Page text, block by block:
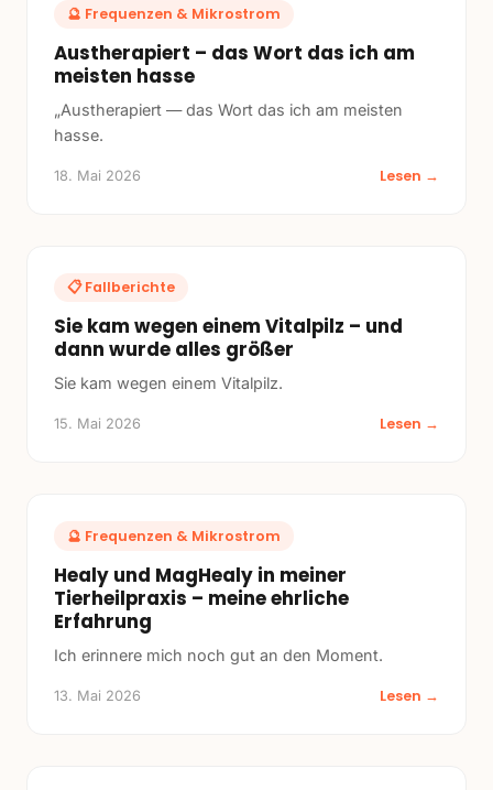
🔮 Frequenzen & Mikrostrom
Austherapiert – das Wort das ich am
meisten hasse
„Austherapiert — das Wort das ich am meisten
hasse.
18. Mai 2026 Lesen →
📋 Fallberichte
Sie kam wegen einem Vitalpilz – und
dann wurde alles größer
Sie kam wegen einem Vitalpilz.
15. Mai 2026 Lesen →
🔮 Frequenzen & Mikrostrom
Healy und MagHealy in meiner
Tierheilpraxis – meine ehrliche
Erfahrung
Ich erinnere mich noch gut an den Moment.
13. Mai 2026 Lesen →